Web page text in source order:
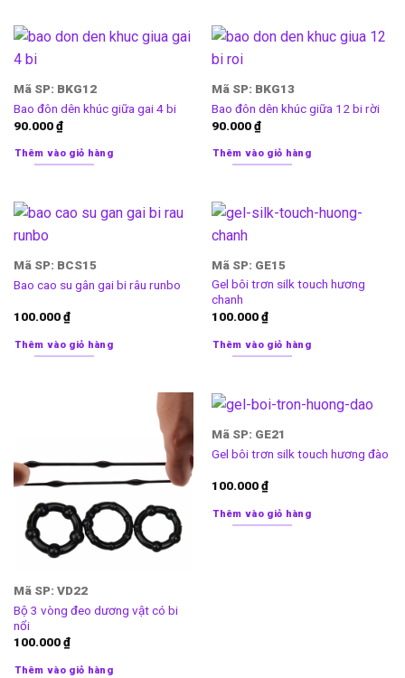
Mã SP: BKG12
Bao đôn dên khúc giữa gai 4 bi
90.000₫
Thêm vào giỏ hàng
Mã SP: BKG13
Bao đôn dên khúc giữa 12 bi rời
90.000₫
Thêm vào giỏ hàng
Mã SP: BCS15
Bao cao su gân gai bi râu runbo
100.000₫
Thêm vào giỏ hàng
Mã SP: GE15
Gel bôi trơn silk touch hương
chanh
100.000₫
Thêm vào giỏ hàng
Mã SP: VD22
Bộ 3 vòng đeo dương vật có bi
nổi
100.000₫
Thêm vào giỏ hàng
Mã SP: GE21
Gel bôi trơn silk touch hương đào
100.000₫
Thêm vào giỏ hàng